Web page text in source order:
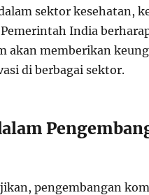
sektor kesehatan,
India
akan memberikan
di berbagai sektor.
pengembangan